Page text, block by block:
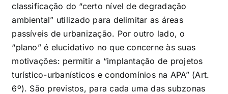
classificação do “certo nível de degradação
ambiental” utilizado para delimitar as áreas
passíveis de urbanização. Por outro lado, o
“plano” é elucidativo no que concerne às suas
motivações: permitir a “implantação de projetos
turístico-urbanísticos e condomínios na APA” (Art.
6º). São previstos, para cada uma das subzonas